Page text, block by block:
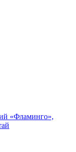
«Фламинго»,